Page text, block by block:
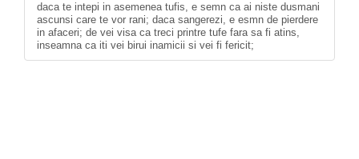
daca te intepi in asemenea tufis, e semn ca ai niste dusmani
ascunsi care te vor rani; daca sangerezi, e esmn de pierdere
in afaceri; de vei visa ca treci printre tufe fara sa fi atins,
inseamna ca iti vei birui inamicii si vei fi fericit;